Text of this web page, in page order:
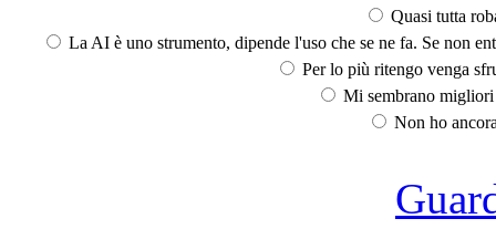
Quasi tutta
La AI è uno strumento, dipende l'uso che se ne fa. Se non
Per lo più ritengo venga
Mi sembrano
Non ho